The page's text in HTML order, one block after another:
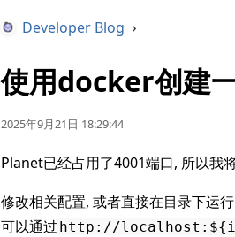
Developer Blog ›
使用docker创建
2025年9月21日 18:29:44
Planet已经占用了4001端口, 所以我
修改相关配置, 或者直接在目录下运
可以通过 http://